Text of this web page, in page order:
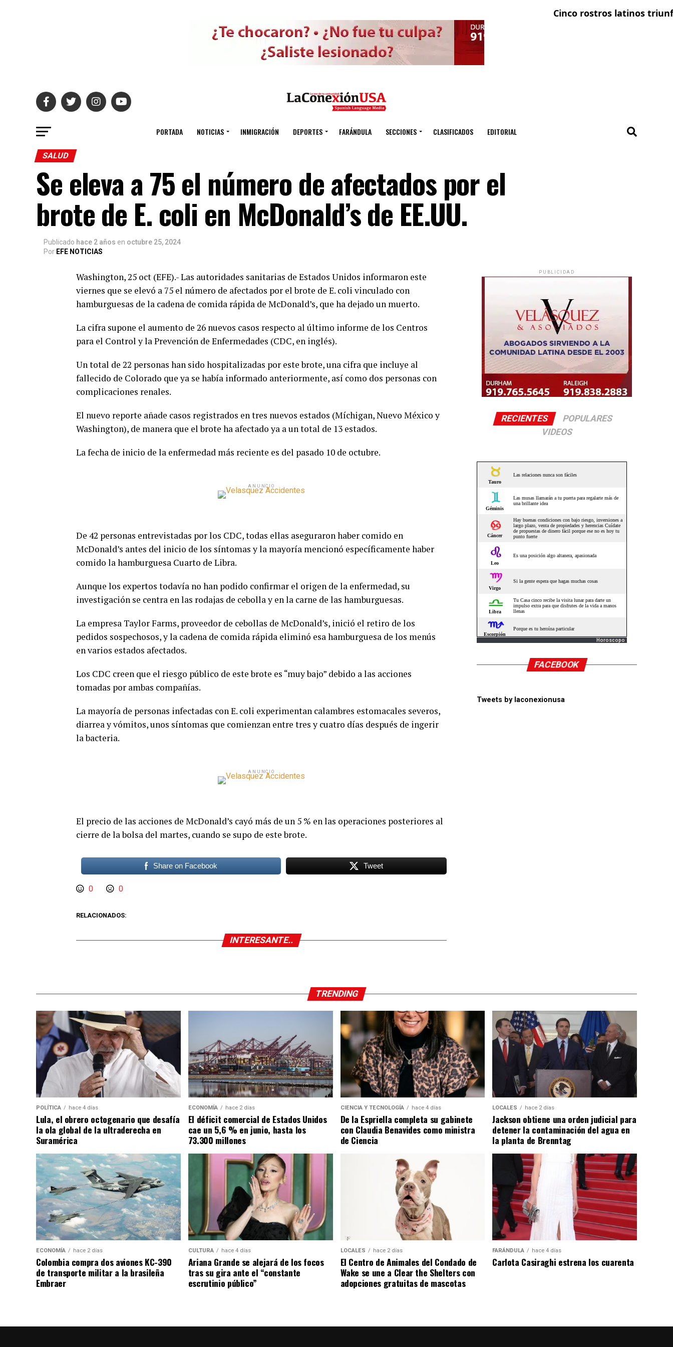
Cinco rostros latinos triunfan
PORTADA NOTICIAS INMIGRACIÓN DEPORTES FARÁNDULA SECCIONES CLASIFICADOS EDITORIAL
SALUD
Se eleva a 75 el número de afectados por el
brote de E. coli en McDonald’s de EE.UU.
Publicado hace 2 años en octubre 25, 2024
Por EFE NOTICIAS
Washington, 25 oct (EFE).- Las autoridades sanitarias de Estados Unidos informaron este
viernes que se elevó a 75 el número de afectados por el brote de E. coli vinculado con
hamburguesas de la cadena de comida rápida de McDonald’s, que ha dejado un muerto.
La cifra supone el aumento de 26 nuevos casos respecto al último informe de los Centros
para el Control y la Prevención de Enfermedades (CDC, en inglés).
Un total de 22 personas han sido hospitalizadas por este brote, una cifra que incluye al
fallecido de Colorado que ya se había informado anteriormente, así como dos personas con
complicaciones renales.
El nuevo reporte añade casos registrados en tres nuevos estados (Míchigan, Nuevo México y
Washington), de manera que el brote ha afectado ya a un total de 13 estados.
La fecha de inicio de la enfermedad más reciente es del pasado 10 de octubre.
ANUNCIO
De 42 personas entrevistadas por los CDC, todas ellas aseguraron haber comido en
McDonald’s antes del inicio de los síntomas y la mayoría mencionó específicamente haber
comido la hamburguesa Cuarto de Libra.
Aunque los expertos todavía no han podido confirmar el origen de la enfermedad, su
investigación se centra en las rodajas de cebolla y en la carne de las hamburguesas.
La empresa Taylor Farms, proveedor de cebollas de McDonald’s, inició el retiro de los
pedidos sospechosos, y la cadena de comida rápida eliminó esa hamburguesa de los menús
en varios estados afectados.
Los CDC creen que el riesgo público de este brote es “muy bajo” debido a las acciones
tomadas por ambas compañías.
La mayoría de personas infectadas con E. coli experimentan calambres estomacales severos,
diarrea y vómitos, unos síntomas que comienzan entre tres y cuatro días después de ingerir
la bacteria.
ANUNCIO
El precio de las acciones de McDonald’s cayó más de un 5 % en las operaciones posteriores al
cierre de la bolsa del martes, cuando se supo de este brote.
Share on Facebook Tweet
0 0
RELACIONADOS:
INTERESANTE..
PUBLICIDAD
RECIENTES
POPULARES
VIDEOS
Horoscopo
FACEBOOK
Tweets by laconexionusa
TRENDING
POLÍTICA hace 4 días
Lula, el obrero octogenario que desafía
la ola global de la ultraderecha en
Suramérica
ECONOMÍA hace 2 días
El déficit comercial de Estados Unidos
cae un 5,6 % en junio, hasta los
73.300 millones
CIENCIA Y TECNOLOGÍA hace 4 días
De la Espriella completa su gabinete
con Claudia Benavides como ministra
de Ciencia
LOCALES hace 2 días
Jackson obtiene una orden judicial para
detener la contaminación del agua en
la planta de Brenntag
ECONOMÍA hace 2 días
Colombia compra dos aviones KC-390
de transporte militar a la brasileña
Embraer
CULTURA hace 4 días
Ariana Grande se alejará de los focos
tras su gira ante el “constante
escrutinio público”
LOCALES hace 2 días
El Centro de Animales del Condado de
Wake se une a Clear the Shelters con
adopciones gratuitas de mascotas
FARÁNDULA hace 4 días
Carlota Casiraghi estrena los cuarenta